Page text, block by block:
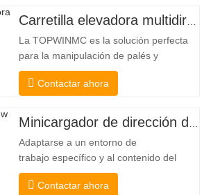
Carretilla elevadora multidireccional de carrocería ancha de 3,5 a 5 toneladas
La TOPWINMC es la solución perfecta
para la manipulación de palés y
mercancías largas. Una auténtica
carretilla elevadora dos en uno que
elevadora y una de carga lateral. Su
silencioso y ecológico motor eléctrico y
la innovadora dirección HX de 360°
permiten
Contactar ahora
Minicargador de dirección deslizante barato
Adaptarse a un entorno de
trabajo específico y al contenido del
trabajo De esta manera, se puede llevar
a cabo la pala, el apilamiento, la
Contactar ahora